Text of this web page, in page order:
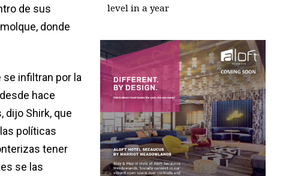
de sus
donde
infiltran por la
hace
dijo Shirk, que
políticas
tener
se las
level in a year